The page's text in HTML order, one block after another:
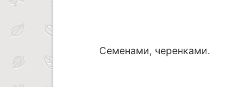
Семенами, черенками.